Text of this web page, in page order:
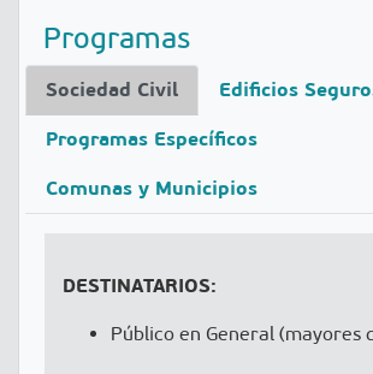
Programas
Sociedad Civil
Edificios
Programas Específicos
Comunas y Municipios
DESTINATARIOS:
Público en General (mayores